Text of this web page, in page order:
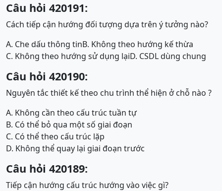
Câu hỏi 420191:
Cách tiếp cận hướng đối tượng dựa trên ý tưởng nào?
A. Che dấu thông tinB. Không theo hướng kế thừa
C. Không theo hướng sử dụng lạiD. CSDL dùng chung
Câu hỏi 420190:
Nguyên tắc thiết kế theo chu trình thể hiện ở chỗ nào ?
A. Không cần theo cấu trúc tuần tự
B. Có thể bỏ qua một số giai đoạn
C. Có thể theo cấu trúc lặp
D. Không thể quay lại giai đoạn trước
Câu hỏi 420189:
Tiếp cận hướng cấu trúc hướng vào việc gì?